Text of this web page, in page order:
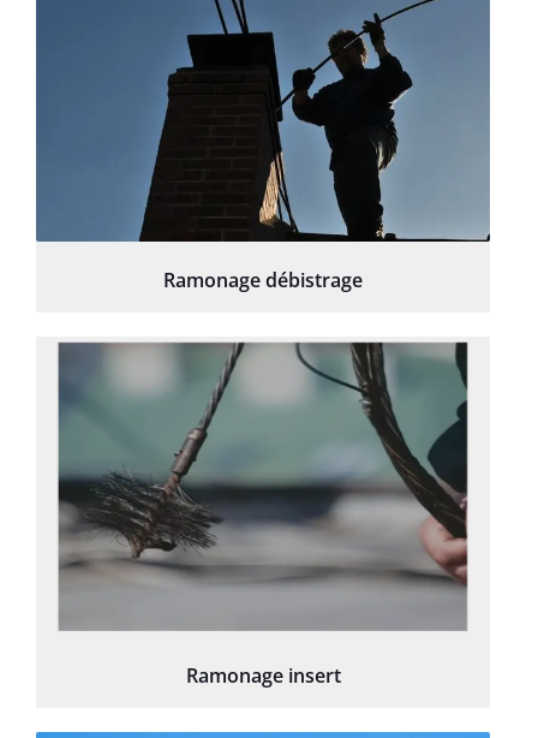
Ramonage débistrage
Ramonage insert